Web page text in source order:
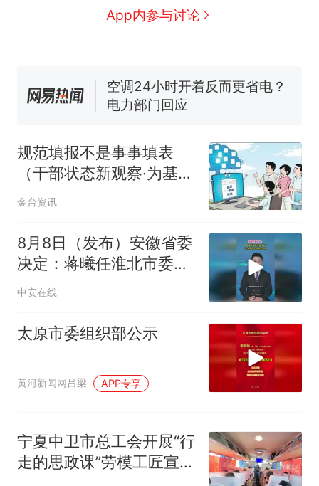
App内参与讨论
视频丨只要一枚命中就能让航
母瘫痪 轰-6J实力有多强？
大雨将至一家老小6分钟抢收完
1千斤稻谷
全部作废，公平么？
规范填报不是事事填表
（干部状态新观察·为基层
减负赋能）
金台资讯
8月8日（发布）安徽省委
决定：蒋曦任淮北市委书
记，汪华东任阜阳市委书
中安在线
太原市委组织部公示
黄河新闻网吕梁 APP专享
宁夏中卫市总工会开展“行
走的思政课”劳模工匠宣讲
活动